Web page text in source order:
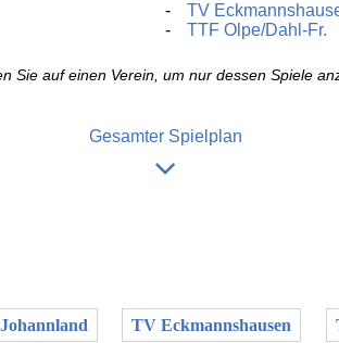
TV
TTF Olpe/Dahl-Fr.
Sie auf einen Verein, um nur dessen Spiele
Gesamter Spielplan
TV Eckmannshausen